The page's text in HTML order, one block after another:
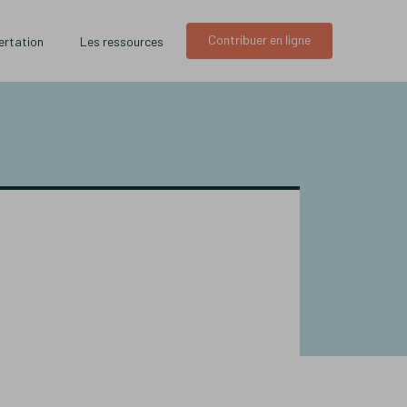
Les ressources Contribuer en ligne